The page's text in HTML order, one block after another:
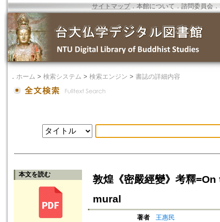
サイトマップ．本館について ． 諮問委員会 ．
． ホーム > 検索システム > 検索エンジン > 書誌の詳細内容
本文を読む
敦煌《密嚴經變》考釋
mural
著者
王惠民